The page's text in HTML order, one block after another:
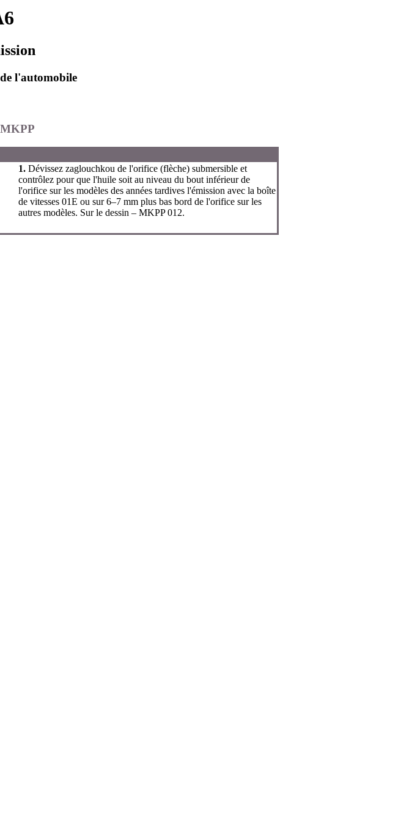
l'automobile
1. Dévissez zaglouchkou de l'orifice (flèche) submersible et
contrôlez pour que l'huile soit au niveau du bout inférieur de
l'orifice sur les modèles des années tardives l'émission avec la boîte
de vitesses 01Е ou sur 6–7 mm plus bas bord de l'orifice sur les
autres modèles. Sur le dessin – MKPP 012.